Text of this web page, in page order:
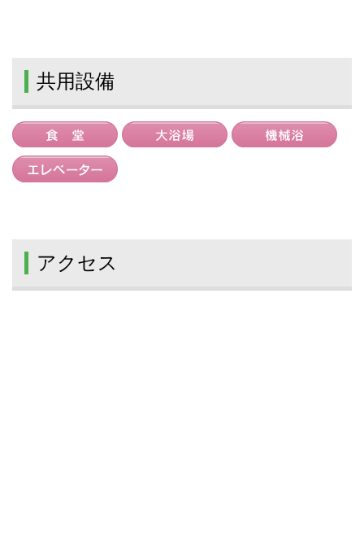
共用設備
アクセス